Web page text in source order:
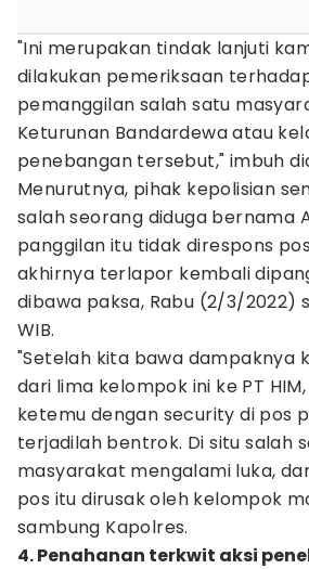
"Ini merupakan tindak lanjuti
dilakukan pemeriksaan
pemanggilan salah satu
Keturunan Bandardewa atau
penebangan tersebut," imbuh
Menurutnya, pihak kepolisian
salah seorang diduga bernama
panggilan itu tidak direspons
akhirnya terlapor kembali
dibawa paksa, Rabu (2/3/2022)
WIB.
"Setelah kita bawa dampaknya
dari lima kelompok ini ke PT
ketemu dengan security di pos
terjadilah bentrok. Di situ salah
masyarakat mengalami luka,
pos itu dirusak oleh kelompok
sambung Kapolres.
4. Penahanan terkwit aksi